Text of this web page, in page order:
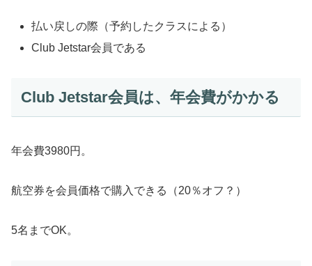
払い戻しの際（予約したクラスによる）
Club Jetstar会員である
Club Jetstar会員は、年会費がかかる
年会費3980円。
航空券を会員価格で購入できる（20％オフ？）
5名までOK。